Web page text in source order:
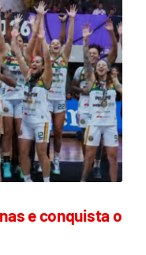
e conquista o